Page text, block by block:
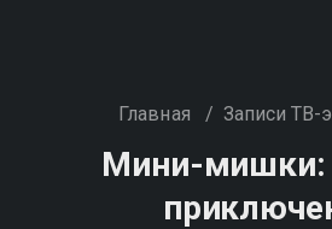
Главная / Записи ТВ-
Мини-мишки: